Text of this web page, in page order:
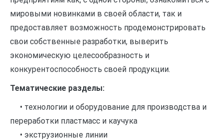
мировыми новинками в своей области, так и
предоставляет возможность продемонстрировать
свои собственные разработки, выверить
экономическую целесообразность и
конкурентоспособность своей продукции.
Тематические разделы:
• технологии и оборудование для производства и
переработки пластмасс и каучука
• экструзионные линии